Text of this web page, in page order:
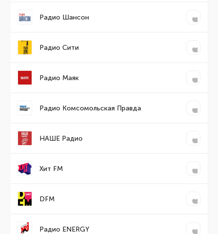
Радио Шансон
Радио Сити
Радио Маяк
Радио Комсомольская Правда
НАШЕ Радио
Хит FM
DFM
Радио ENERGY